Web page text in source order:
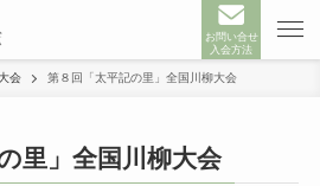
お問い合せ
入会方法
会 第８回「太平記の里」全国川柳大会
里」全国川柳大会